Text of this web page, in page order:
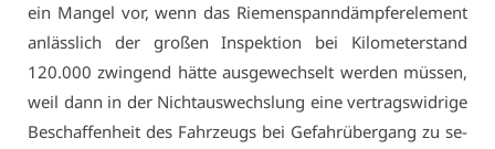
ein Man­gel vor, wenn das Rie­men­spann­dämp­fe­r­ele­ment
an­läss­lich der gro­ßen In­spek­ti­on bei Ki­lo­me­ter­stand
120.000 zwin­gend hät­te aus­ge­wech­selt wer­den müs­sen,
weil dann in der Nicht­aus­wechs­lung ei­ne ver­trags­wid­ri­ge
Be­schaf­fen­heit des Fahr­zeugs bei Ge­fahr­über­gang zu se­